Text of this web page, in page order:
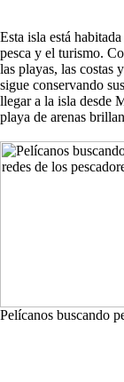
Esta isla está
pesca y el turismo.
las playas, las costas
sigue conservando
llegar a la isla desde
playa de arenas
Pelícanos buscando